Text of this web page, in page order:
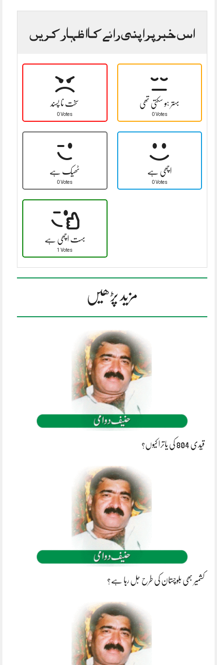
اس خبر پر اپنی رائے کا اظہار کریں
سخت نا پسند
0 Votes
بہتر ہو سکتی تھی
0 Votes
ٹھیک ہے
0 Votes
اچھی ہے
0 Votes
بہت اچھی ہے
1 Votes
مزید پڑھیں
قیدی 804 کی یاترا کیوں؟
کشمیر بھی بلوچستان کی طرح جل رہا ہے؟